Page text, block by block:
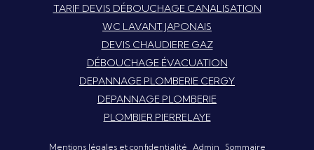
TARIF DEVIS DÉBOUCHAGE CANALISATION
WC LAVANT JAPONAIS
DEVIS CHAUDIERE GAZ
DÉBOUCHAGE ÉVACUATION
DEPANNAGE PLOMBERIE CERGY
DEPANNAGE PLOMBERIE
PLOMBIER PIERRELAYE
Mentions légales et confidentialité Admin Sommaire